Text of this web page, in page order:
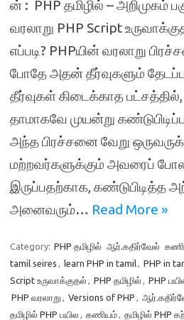
ன் : PHP தமிழில் – அறிமுகம்
வரலாறு PHP Script
எப்படி? PHPயின் வரலாறு
போதே அதன் தீர்வுகளும்
தீர்வுகள் கிடைக்காத
தாமாகவே முயன்று
அந்த பிரச்சனை வேறு
மற்றவர்களுக்கும் அவரைப்
இருப்பதற்காக, கண்டுபிடித்த
அனைவரும்… Read More »
Category: PHP தமிழில் ஆர்.கதிர்வேல்
tamil seires
learn PHP in tamil PHP in
Script உருவாக்குதல்
PHP தமிழில் PHP
PHP வரலாறு
Versions of PHP
தமிழில் PHP பயில
கணியம் தமிழில் PHP